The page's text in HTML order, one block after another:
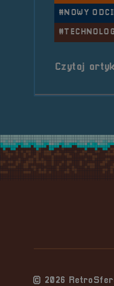
#NOWY
Czytaj
© 2026